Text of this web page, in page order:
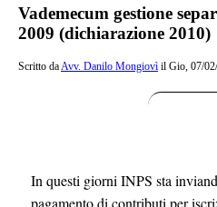
Vademecum gestione
2009 (dichiarazione 2010)
Scritto daAvv. Danilo Mongiovì il Gio, 07/
In questi giorni INPS sta